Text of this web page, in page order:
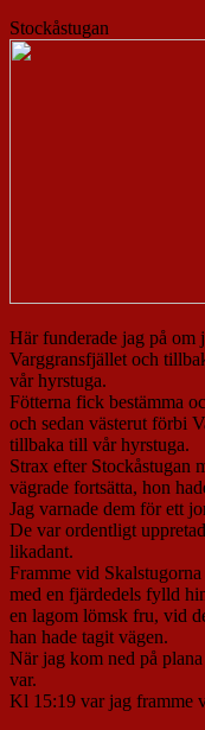
Stockåstugan
Här funderade jag på om
Varggransfjället och
vår hyrstuga.
Fötterna fick bestämma
och sedan västerut förbi
tillbaka till vår hyrstuga.
Strax efter Stockåstugan
vägrade fortsätta, hon
Jag varnade dem för ett
De var ordentligt
likadant.
Framme vid
med en fjärdedels fylld
en lagom lömsk fru, vid
han hade tagit vägen.
När jag kom ned på
var.
Kl 15:19 var jag framme